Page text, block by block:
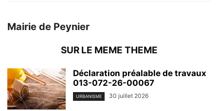
Mairie de Peynier
SUR LE MEME THEME
Déclaration préalable de travaux
013-072-26-00067
URBANISME 30 juillet 2026